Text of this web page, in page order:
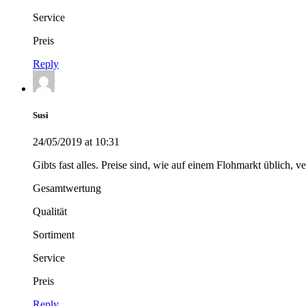
Service
Preis
Reply
Susi
24/05/2019 at 10:31
Gibts fast alles. Preise sind, wie auf einem Flohmarkt üblich,
Gesamtwertung
Qualität
Sortiment
Service
Preis